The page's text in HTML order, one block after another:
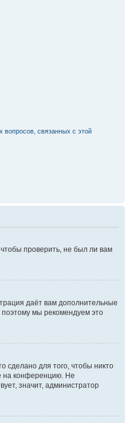
вопросов, связанных с этой
проверить, не был ли вам
даёт вам дополнительные
поэтому мы рекомендуем это
сделано для того, чтобы никто
на конференцию. Не
значит, администратор